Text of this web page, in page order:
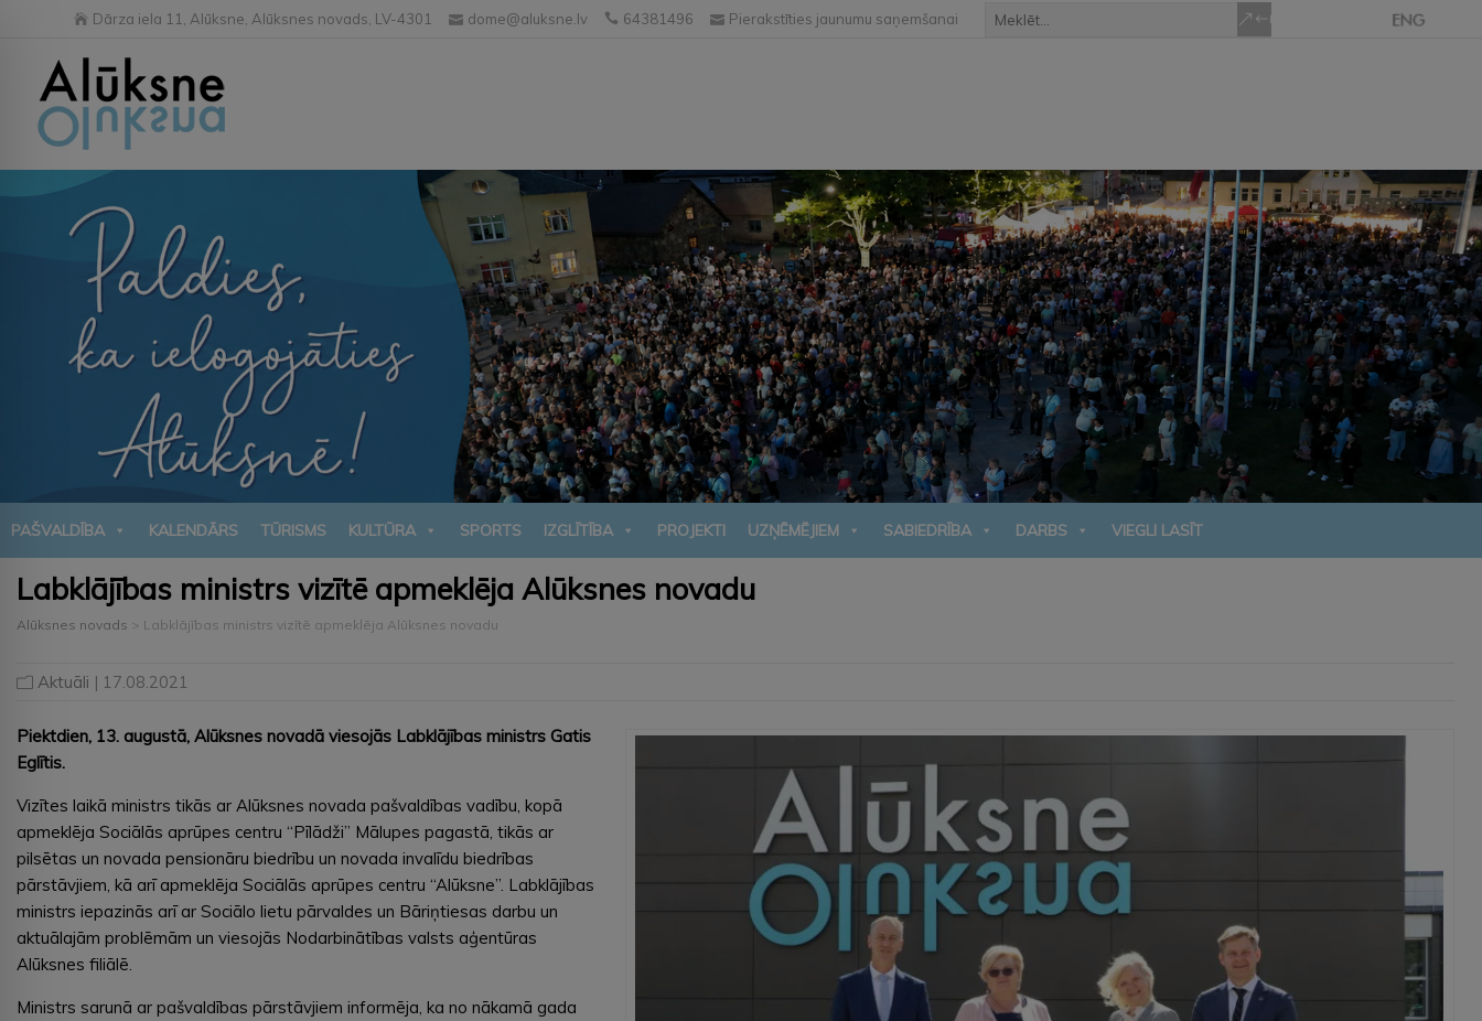
Dārza iela 11, Alūksne, Alūksnes novads, LV-4301 dome@aluksne.lv 64381496 Pierakstīties jaunumu saņemšanai
PAŠVALDĪBA KALENDĀRS TŪRISMS KULTŪRA SPORTS IZGLĪTĪBA PROJEKTI UZŅĒMĒJIEM SABIEDRĪBA DARBS VIEGLI LASĪT
Labklājības ministrs vizītē apmeklēja Alūksnes novadu
Alūksnes novads > Labklājības ministrs vizītē apmeklēja Alūksnes novadu
Aktuāli | 17.08.2021
Piektdien, 13. augustā, Alūksnes novadā viesojās Labklājības ministrs Gatis
Eglītis.
Vizītes laikā ministrs tikās ar Alūksnes novada pašvaldības vadību, kopā
apmeklēja Sociālās aprūpes centru “Pīlādži” Mālupes pagastā, tikās ar
pilsētas un novada pensionāru biedrību un novada invalīdu biedrības
pārstāvjiem, kā arī apmeklēja Sociālās aprūpes centru “Alūksne”. Labklājības
ministrs iepazinās arī ar Sociālo lietu pārvaldes un Bāriņtiesas darbu un
aktuālajām problēmām un viesojās Nodarbinātības valsts aģentūras
Alūksnes filiālē.
Ministrs sarunā ar pašvaldības pārstāvjiem informēja, ka no nākamā gada